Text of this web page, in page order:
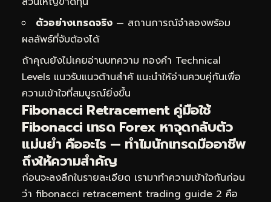
ตัวอย่างเทรดจริง — สถานการณ์จำลองพร้อม
ผลลัพธ์ที่จับต้องได้
ถ้าคุณยังไม่เคยอ่านบทความ ทองคำ Technical
Levels แนวรับแนวต้านสำคัแนะนำให้อ่านควบคู่กันเพื่อ
ความเข้าใจที่สมบูรณ์ยิ่งขึ้น
Fibonacci Retracement คู่มือใช้
Fibonacci เทรด Forex หาจุดกลับตัว
แม่นยำ คืออะไร — ทำไมนักเทรดมืออาชีพ
ถึงให้ความสำคัญ
ก่อนจะลงลึกในรายละเอียด เรามาทำความเข้าใจกันก่อน
ว่า fibonacci retracement trading guide 2 คือ